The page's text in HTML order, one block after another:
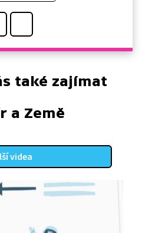
také zajímat
a Země
videa